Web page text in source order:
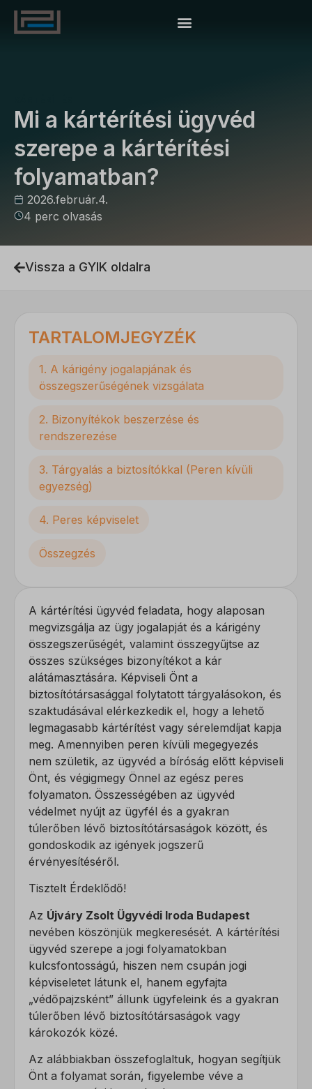
Mi a kártérítési ügyvéd
szerepe a kártérítési
folyamatban?
2026.február.4.
4 perc olvasás
Vissza a GYIK oldalra
TARTALOMJEGYZÉK
1. A kárigény jogalapjának és
összegszerűségének vizsgálata
2. Bizonyítékok beszerzése és
rendszerezése
3. Tárgyalás a biztosítókkal (Peren kívüli
egyezség)
4. Peres képviselet
Összegzés
A kártérítési ügyvéd feladata, hogy alaposan
megvizsgálja az ügy jogalapját és a kárigény
összegszerűségét, valamint összegyűjtse az
összes szükséges bizonyítékot a kár
alátámasztására. Képviseli Önt a
biztosítótársasággal folytatott tárgyalásokon, és
szaktudásával elérkezkedik el, hogy a lehető
legmagasabb kártérítést vagy sérelemdíjat kapja
meg. Amennyiben peren kívüli megegyezés
nem születik, az ügyvéd a bíróság előtt képviseli
Önt, és végigmegy Önnel az egész peres
folyamaton. Összességében az ügyvéd
védelmet nyújt az ügyfél és a gyakran
túlerőben lévő biztosítótársaságok között, és
gondoskodik az igények jogszerű
érvényesítéséről.
Tisztelt Érdeklődő!
Az Újváry Zsolt Ügyvédi Iroda Budapest
nevében köszönjük megkeresését. A kártérítési
ügyvéd szerepe a jogi folyamatokban
kulcsfontosságú, hiszen nem csupán jogi
képviseletet látunk el, hanem egyfajta
„védőpajzsként” állunk ügyfeleink és a gyakran
túlerőben lévő biztosítótársaságok vagy
károkozók közé.
Az alábbiakban összefoglaltuk, hogyan segítjük
Önt a folyamat során, figyelembe véve a